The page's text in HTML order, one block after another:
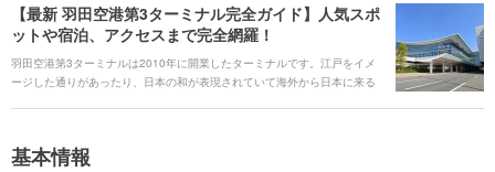
【最新 羽田空港第3ターミナル完全ガイド】人気スポ
ットや宿泊、アクセスまで完全網羅！
羽田空港第3ターミナルは2010年に開業したターミナルです。江戸をイメ
ージした通りがあったり、日本の和が表現されていて海外から日本に来る
基本情報